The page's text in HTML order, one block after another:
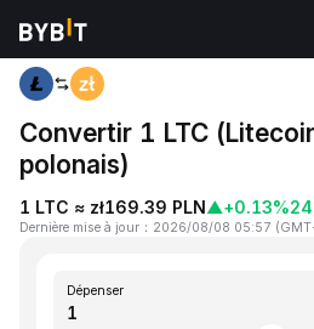
Accueil
Convertir 1 LTC
polonais)
1 LTC ≈ zł169.39 PLN▲+0.13%
Dernière mise à jour ： 2026/08/08 05:57 (
Dépenser